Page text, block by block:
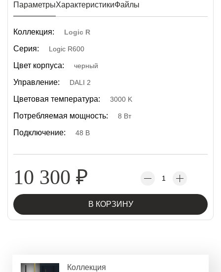
ПараметрыХарактеристикиФайлы
Коллекция: Logic R
Серия: Logic R600
Цвет корпуса: черный
Управление: DALI 2
Цветовая температура: 3000 K
Потребляемая мощность: 8 Вт
Подключение: 48 В
10 300 ₽
В КОРЗИНУ
Коллекция